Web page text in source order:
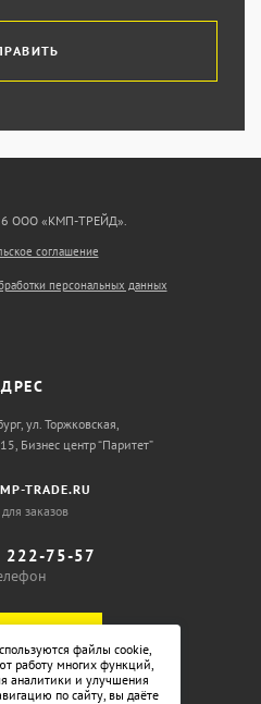
ООО «КМП-ТРЕЙД».
соглашение
персональных данных
ул. Торжковская,
Бизнес центр “Паритет”
TRADE.RU
заказов
222-75-57
файлы cookie,
работу многих функций,
аналитики и улучшения
по сайту, вы даёте